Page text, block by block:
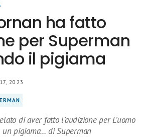
ha fatto
per Superman
il pigiama
2023
di aver fatto l’audizione per L’uomo
un pigiama… di Superman